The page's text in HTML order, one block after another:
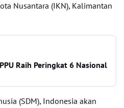
Nusantara (IKN), Kalimantan
Raih Peringkat 6 Nasional
(SDM), Indonesia akan